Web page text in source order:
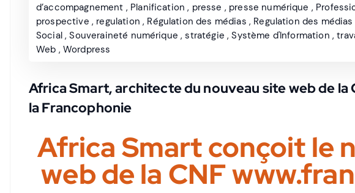
d’accompagnement , Planification , presse , presse numérique ,
prospective , regulation , Régulation des médias , Regulation des médias
Social,Souveraineté numérique ,stratégie ,Système d'Information ,
Web , Wordpress
Africa Smart, architecte du nouveau site web de la
la Francophonie
Africa Smart conçoit le
web de la CNF